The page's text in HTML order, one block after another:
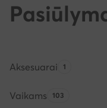
Aksesuarai Produktų
1
Vaikams Produktų
103